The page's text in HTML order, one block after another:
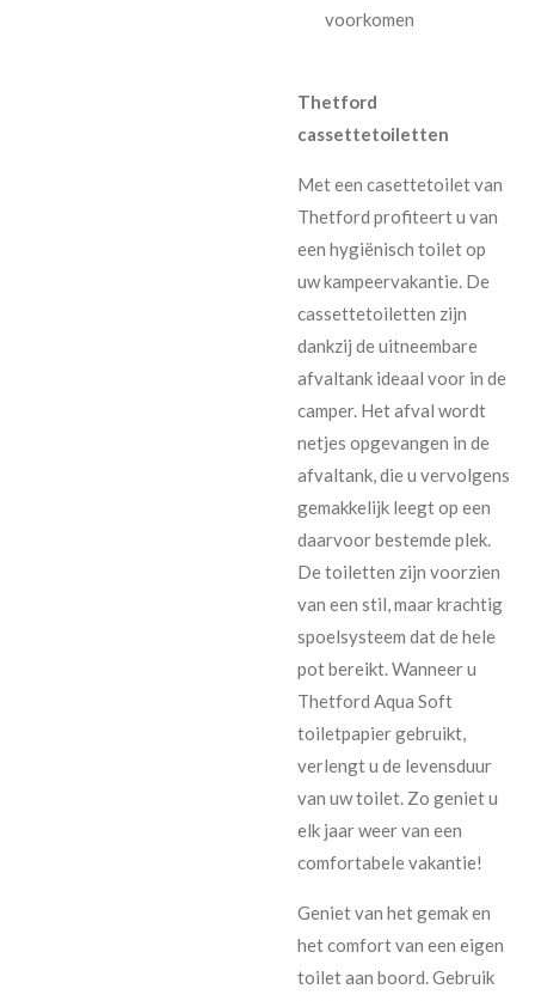
voorkomen
Thetford
cassettetoiletten
Met een casettetoilet van
Thetford profiteert u van
een hygiënisch toilet op
uw kampeervakantie. De
cassettetoiletten zijn
dankzij de uitneembare
afvaltank ideaal voor in de
camper. Het afval wordt
netjes opgevangen in de
afvaltank, die u vervolgens
gemakkelijk leegt op een
daarvoor bestemde plek.
De toiletten zijn voorzien
van een stil, maar krachtig
spoelsysteem dat de hele
pot bereikt. Wanneer u
Thetford Aqua Soft
toiletpapier gebruikt,
verlengt u de levensduur
van uw toilet. Zo geniet u
elk jaar weer van een
comfortabele vakantie!
Geniet van het gemak en
het comfort van een eigen
toilet aan boord. Gebruik